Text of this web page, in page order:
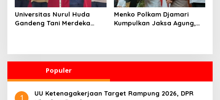
Universitas Nurul Huda
Gandeng Tani Merdeka
Menko Polkam Djamari
Kumpulkan Jaksa Agung,
Populer
UU Ketenagakerjaan Target Rampung 2026, DPR